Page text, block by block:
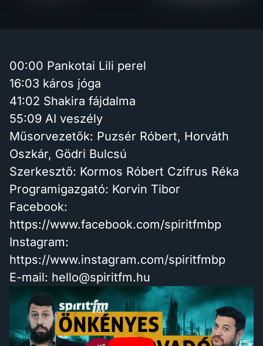
00:00 Pankotai Lili perel
16:03 káros jóga
41:02 Shakira fájdalma
55:09 AI veszély
Műsorvezetők: Puzsér Róbert, Horváth
Oszkár, Gödri Bulcsú
Szerkesztő: Kormos Róbert Czifrus Réka
Programigazgató: Korvin Tibor
Facebook:
https://www.facebook.com/spiritfmbp
Instagram:
https://www.instagram.com/spiritfmbp
E-mail: hello@spiritfm.hu